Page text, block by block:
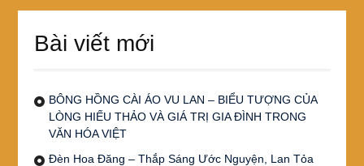
Bài viết mới
BÔNG HỒNG CÀI ÁO VU LAN – BIỂU TƯỢNG CỦA
LÒNG HIẾU THẢO VÀ GIÁ TRỊ GIA ĐÌNH TRONG
VĂN HÓA VIỆT
Đèn Hoa Đăng – Thắp Sáng Ước Nguyện, Lan Tỏa